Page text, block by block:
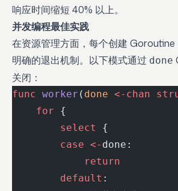
响应时间缩短 40% 以上。
并发编程最佳实践
在资源管理方面，每个创建
明确的退出机制。以下模式通过 done
关闭：
func worker ( done <-chan
    for
{
        select
{
        case
<- done:
            return
        default
: